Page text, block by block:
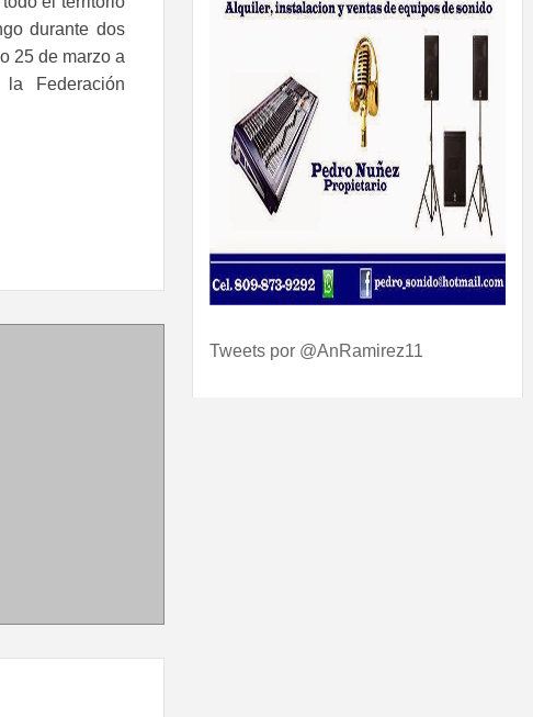
durante dos
25 de marzo a
Federación
Tweets por @AnRamirez11